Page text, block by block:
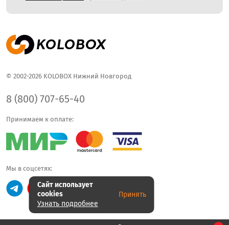
© 2002-2026 KOLOBOX Нижний Новгород
8 (800) 707-65-40
Принимаем к оплате:
Мы в соцсетях:
Сайт использует
cookies
Узнать подробнее
Принять